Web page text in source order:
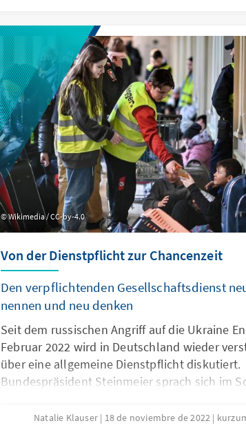
Wikimedia / CC-by-4.0
Von der Dienstpflicht zur Chancenzeit
Den verpflichtenden Gesellschaftsdienst
nennen und neu denken
Seit dem russischen Angriff auf die Ukraine
Februar 2022 wird in Deutschland wieder
über eine allgemeine Dienstpflicht diskutiert.
Bundespräsident Steinmeier sprach sich im
Anfang November regte er sogar einen
Natalie Klauser 18 de noviembre de 2022